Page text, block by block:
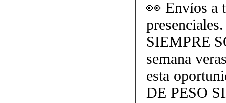
👀 Envíos a
SIEMPRE
semana
esta
DE PESO